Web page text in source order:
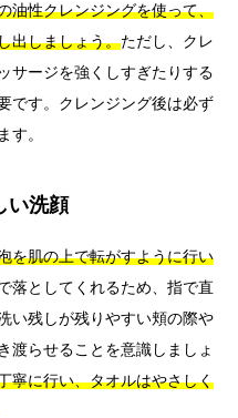
油性クレンジングを使って、
出しましょう。ただし、クレ
サージを強くしすぎたりする
です。クレンジング後は必ず
す。
い洗顔
を肌の上で転がすように行い
落としてくれるため、指で直
い残しが残りやすい頬の際や
渡らせることを意識しましょ
寧に行い、タオルはやさしく